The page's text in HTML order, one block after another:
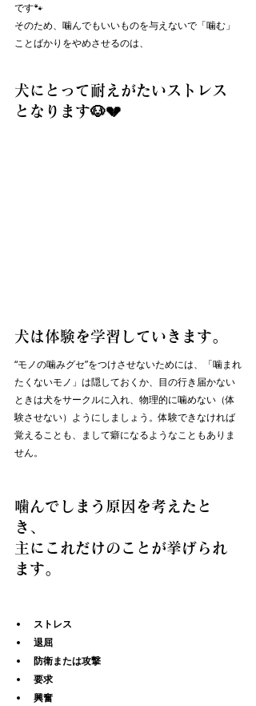
です🐾
そのため、噛んでもいいものを与えないで「噛む」
ことばかりをやめさせるのは、
犬にとって耐えがたいストレス
となります🐶💔
犬は体験を学習していきます。
“モノの噛みグセ”をつけさせないためには、「噛まれ
たくないモノ」は隠しておくか、目の行き届かない
ときは犬をサークルに入れ、物理的に噛めない（体
験させない）ようにしましょう。体験できなければ
覚えることも、まして癖になるようなこともありま
せん。
噛んでしまう原因を考えたと
き、
主にこれだけのことが挙げられ
ます。
ストレス
退屈
防衛または攻撃
要求
興奮